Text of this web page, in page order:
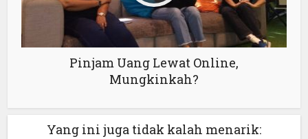
Pinjam Uang Lewat Online,
Mungkinkah?
Yang ini juga tidak kalah menarik: